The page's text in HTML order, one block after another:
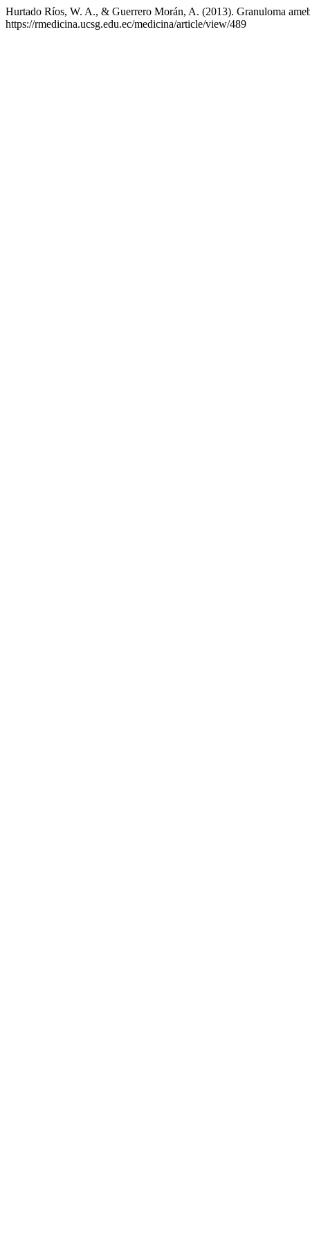
Hurtado Ríos, W. A., & Guerrero Morán, A. (2013). Granuloma
https://rmedicina.ucsg.edu.ec/medicina/article/view/489